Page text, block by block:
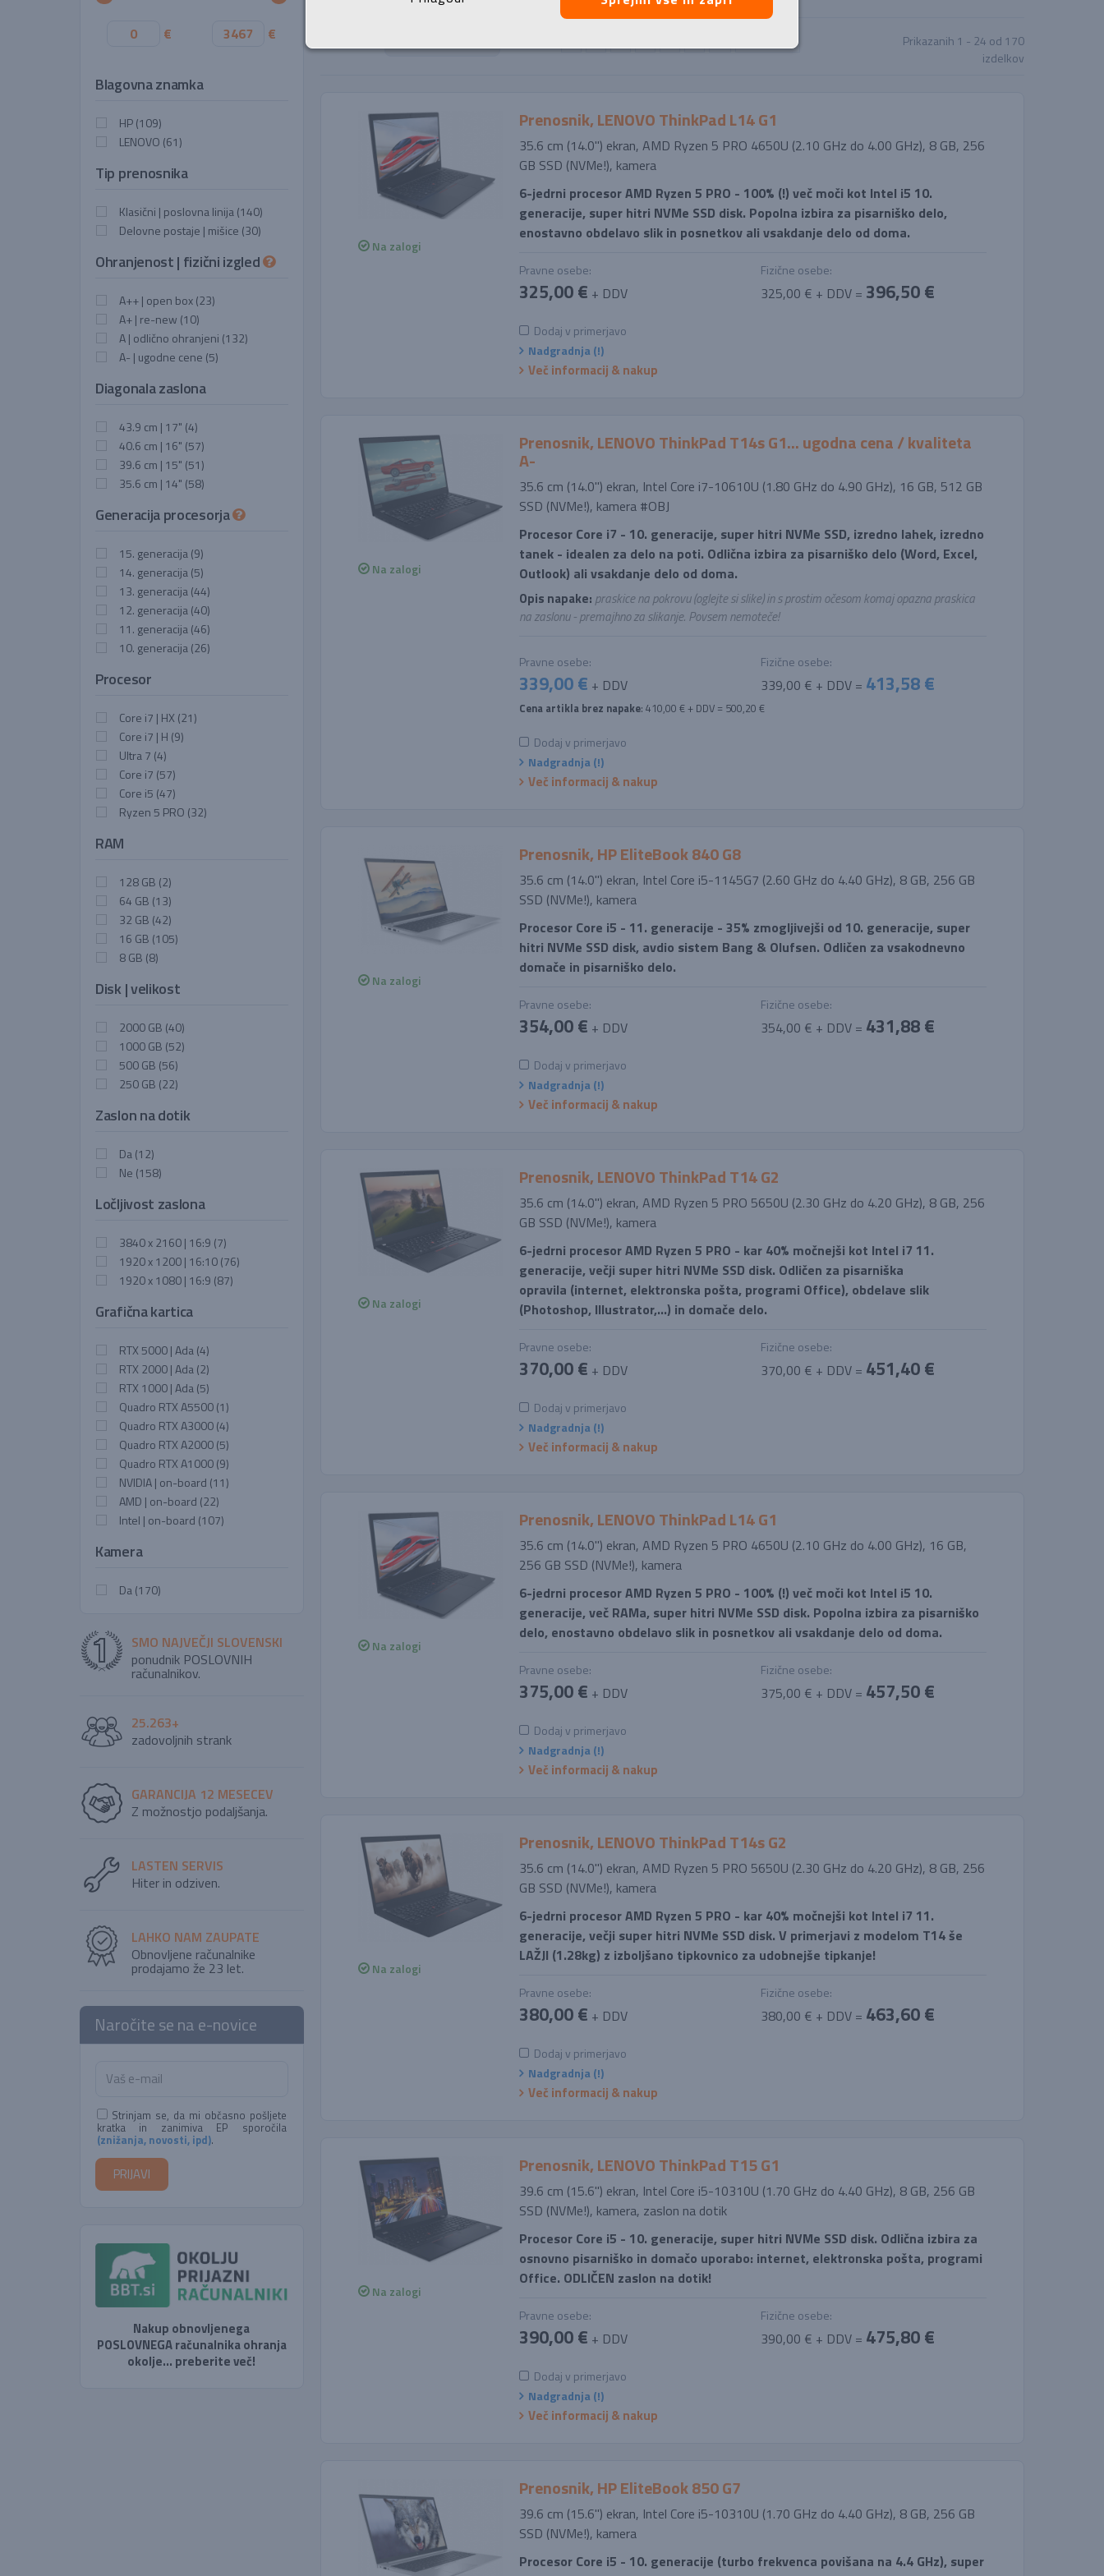
€ €
Blagovna znamka
HP(109)
LENOVO (61)
Tip prenosnika
Klasični | poslovna linija(140)
Delovne postaje | mišice (30)
Ohranjenost | fizični izgled
A++ | open box(23)
A+ | re-new (10)
A | odlično ohranjeni (132)
A- | ugodne cene (5)
Diagonala zaslona
43.9 cm | 17" (4)
40.6 cm | 16" (57)
39.6 cm | 15" (51)
35.6 cm | 14" (58)
Generacija procesorja
15. generacija(9)
14. generacija(5)
13. generacija(44)
12. generacija(40)
11. generacija(46)
10. generacija(26)
Procesor
Core i7 | HX (21)
Core i7 | H (9)
Ultra 7 (4)
Core i7 (57)
Core i5 (47)
Ryzen 5 PRO (32)
RAM
128 GB (2)
64 GB (13)
32 GB (42)
16 GB (105)
8 GB (8)
Disk | velikost
2000 GB (40)
1000 GB (52)
500 GB (56)
250 GB (22)
Zaslon na dotik
Da(12)
Ne (158)
Ločljivost zaslona
3840 x 2160 | 16:9 (7)
1920 x 1200 | 16:10(76)
1920 x 1080 | 16:9 (87)
Grafična kartica
RTX 5000 | Ada(4)
RTX 2000 | Ada(2)
RTX 1000 | Ada(5)
Quadro RTX A5500(1)
Quadro RTX A3000(4)
Quadro RTX A2000(5)
Quadro RTX A1000(9)
NVIDIA | on-board (11)
AMD | on-board (22)
Intel | on-board (107)
Kamera
Da(170)
SMO NAJVEČJI SLOVENSKI
ponudnik POSLOVNIH
računalnikov.
25.263+
zadovoljnih strank
GARANCIJA 12 MESECEV
Z možnostjo podaljšanja.
LASTEN SERVIS
Hiter in odziven.
LAHKO NAM ZAUPATE
Obnovljene računalnike
prodajamo že 23 let.
Naročite se na e-novice
Strinjam se, da mi občasno pošljete
kratka in zanimiva EP sporočila
(znižanja, novosti, ipd).
Nakup obnovljenega
POSLOVNEGA računalnika ohranja
okolje... preberite več!
Prikazanih 1 - 24 od 170
izdelkov
Na zalogi
Prenosnik, LENOVO ThinkPad L14 G1
35.6 cm (14.0'') ekran, AMD Ryzen 5 PRO 4650U (2.10 GHz do 4.00 GHz), 8 GB, 256
GB SSD (NVMe!), kamera
6-jedrni procesor AMD Ryzen 5 PRO - 100% (!) več moči kot Intel i5 10.
generacije, super hitri NVMe SSD disk. Popolna izbira za pisarniško delo,
enostavno obdelavo slik in posnetkov ali vsakdanje delo od doma.
Pravne osebe:
325,00 € + DDV
Fizične osebe:
325,00 € + DDV = 396,50 €
Dodaj v primerjavo
Nadgradnja (!)
Več informacij & nakup
Na zalogi
Prenosnik, LENOVO ThinkPad T14s G1... ugodna cena / kvaliteta
A-
35.6 cm (14.0'') ekran, Intel Core i7-10610U (1.80 GHz do 4.90 GHz), 16 GB, 512 GB
SSD (NVMe!), kamera #OBJ
Procesor Core i7 - 10. generacije, super hitri NVMe SSD, izredno lahek, izredno
tanek - idealen za delo na poti. Odlična izbira za pisarniško delo (Word, Excel,
Outlook) ali vsakdanje delo od doma.
Opis napake: praskice na pokrovu (oglejte si slike) in s prostim očesom komaj opazna praskica
na zaslonu - premajhno za slikanje. Povsem nemoteče!
Pravne osebe:
339,00 € + DDV
Fizične osebe:
339,00 € + DDV = 413,58 €
Cena artikla brez napake: 410,00 € + DDV = 500,20 €
Dodaj v primerjavo
Nadgradnja (!)
Več informacij & nakup
Na zalogi
Prenosnik, HP EliteBook 840 G8
35.6 cm (14.0'') ekran, Intel Core i5-1145G7 (2.60 GHz do 4.40 GHz), 8 GB, 256 GB
SSD (NVMe!), kamera
Procesor Core i5 - 11. generacije - 35% zmogljivejši od 10. generacije, super
hitri NVMe SSD disk, avdio sistem Bang & Olufsen. Odličen za vsakodnevno
domače in pisarniško delo.
Pravne osebe:
354,00 € + DDV
Fizične osebe:
354,00 € + DDV = 431,88 €
Dodaj v primerjavo
Nadgradnja (!)
Več informacij & nakup
Na zalogi
Prenosnik, LENOVO ThinkPad T14 G2
35.6 cm (14.0'') ekran, AMD Ryzen 5 PRO 5650U (2.30 GHz do 4.20 GHz), 8 GB, 256
GB SSD (NVMe!), kamera
6-jedrni procesor AMD Ryzen 5 PRO - kar 40% močnejši kot Intel i7 11.
generacije, večji super hitri NVMe SSD disk. Odličen za pisarniška
opravila (internet, elektronska pošta, programi Office), obdelave slik
(Photoshop, Illustrator,...) in domače delo.
Pravne osebe:
370,00 € + DDV
Fizične osebe:
370,00 € + DDV = 451,40 €
Dodaj v primerjavo
Nadgradnja (!)
Več informacij & nakup
Na zalogi
Prenosnik, LENOVO ThinkPad L14 G1
35.6 cm (14.0'') ekran, AMD Ryzen 5 PRO 4650U (2.10 GHz do 4.00 GHz), 16 GB,
256 GB SSD (NVMe!), kamera
6-jedrni procesor AMD Ryzen 5 PRO - 100% (!) več moči kot Intel i5 10.
generacije, več RAMa, super hitri NVMe SSD disk. Popolna izbira za pisarniško
delo, enostavno obdelavo slik in posnetkov ali vsakdanje delo od doma.
Pravne osebe:
375,00 € + DDV
Fizične osebe:
375,00 € + DDV = 457,50 €
Dodaj v primerjavo
Nadgradnja (!)
Več informacij & nakup
Na zalogi
Prenosnik, LENOVO ThinkPad T14s G2
35.6 cm (14.0'') ekran, AMD Ryzen 5 PRO 5650U (2.30 GHz do 4.20 GHz), 8 GB, 256
GB SSD (NVMe!), kamera
6-jedrni procesor AMD Ryzen 5 PRO - kar 40% močnejši kot Intel i7 11.
generacije, večji super hitri NVMe SSD disk. V primerjavi z modelom T14 še
LAŽJI (1.28kg) z izboljšano tipkovnico za udobnejše tipkanje!
Pravne osebe:
380,00 € + DDV
Fizične osebe:
380,00 € + DDV = 463,60 €
Dodaj v primerjavo
Nadgradnja (!)
Več informacij & nakup
Na zalogi
Prenosnik, LENOVO ThinkPad T15 G1
39.6 cm (15.6'') ekran, Intel Core i5-10310U (1.70 GHz do 4.40 GHz), 8 GB, 256 GB
SSD (NVMe!), kamera, zaslon na dotik
Procesor Core i5 - 10. generacije, super hitri NVMe SSD disk. Odlična izbira za
osnovno pisarniško in domačo uporabo: internet, elektronska pošta, programi
Office. ODLIČEN zaslon na dotik!
Pravne osebe:
390,00 € + DDV
Fizične osebe:
390,00 € + DDV = 475,80 €
Dodaj v primerjavo
Nadgradnja (!)
Več informacij & nakup
Prenosnik, HP EliteBook 850 G7
39.6 cm (15.6'') ekran, Intel Core i5-10310U (1.70 GHz do 4.40 GHz), 8 GB, 256 GB
SSD (NVMe!), kamera
Procesor Core i5 - 10. generacije (turbo frekvenca povišana na 4.4 GHz), super